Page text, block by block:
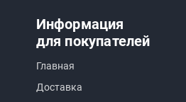
Информация
для покупателей
Главная
Доставка